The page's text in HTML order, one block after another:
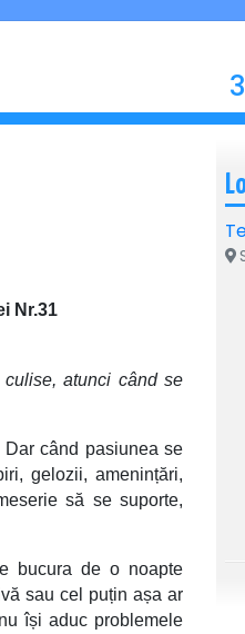
Nr.31
atunci când se
când pasiunea se
gelozii, amenințări,
să se suporte,
bucura de o noapte
sau cel puțin așa ar
își aduc problemele